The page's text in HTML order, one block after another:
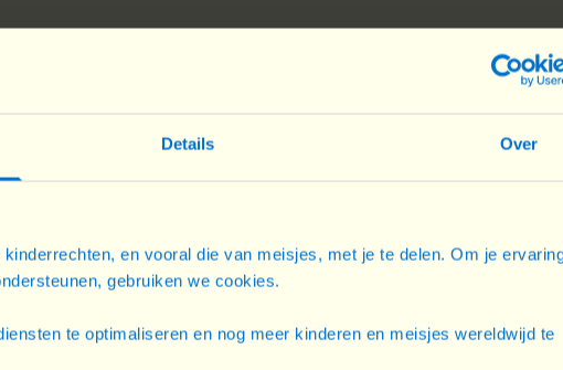
Details Over
en vooral die van meisjes, met je te delen. Om je
gebruiken we cookies.
te optimaliseren en nog meer kinderen en meisjes wereldwijd te